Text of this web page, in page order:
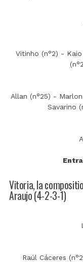
Vitinho (n°2) -
Allan (n°25) -
Savarino
Vitoria, la
Araujo (4-2-3-1)
Raúl Cáceres